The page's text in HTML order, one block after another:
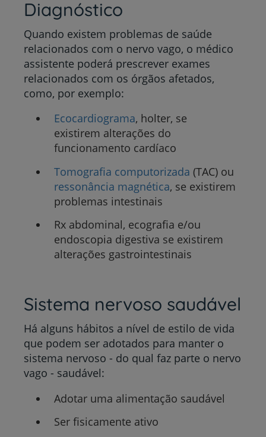
Diagnóstico
Quando existem problemas de saúde
relacionados com o nervo vago, o médico
assistente poderá prescrever exames
relacionados com os órgãos afetados,
como, por exemplo:
Ecocardiograma, holter, se
existirem alterações do
funcionamento cardíaco
Tomografia computorizada (TAC) ou
ressonância magnética, se existirem
problemas intestinais
Rx abdominal, ecografia e/ou
endoscopia digestiva se existirem
alterações gastrointestinais
Sistema nervoso saudável
Há alguns hábitos a nível de estilo de vida
que podem ser adotados para manter o
sistema nervoso - do qual faz parte o nervo
vago - saudável:
Adotar uma alimentação saudável
Ser fisicamente ativo